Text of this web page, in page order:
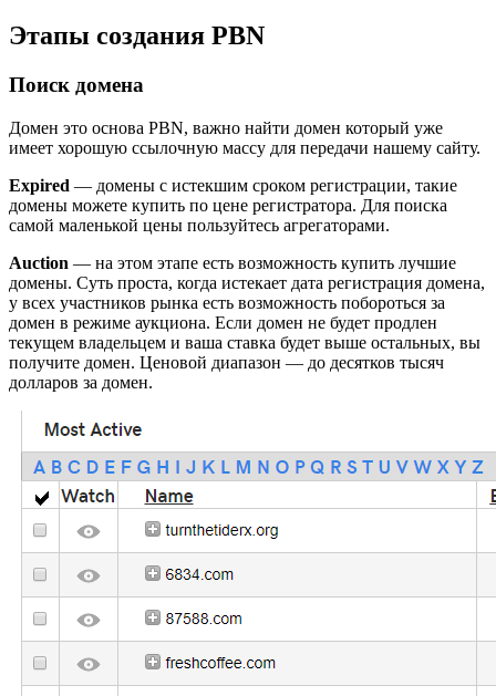
Этапы создания PBN
Поиск домена
Домен это основа PBN, важно найти домен который уже
имеет хорошую ссылочную массу для передачи нашему сайту.
Expired — домены с истекшим сроком регистрации, такие
домены можете купить по цене регистратора. Для поиска
самой маленькой цены пользуйтесь агрегаторами.
Auction — на этом этапе есть возможность купить лучшие
домены. Суть проста, когда истекает дата регистрация домена,
у всех участников рынка есть возможность побороться за
домен в режиме аукциона. Если домен не будет продлен
текущем владельцем и ваша ставка будет выше остальных, вы
получите домен. Ценовой диапазон — до десятков тысяч
долларов за домен.